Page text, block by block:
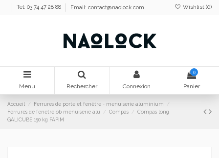
Tel: 03 74 47 28 88 Email: contact@naolock.com Wishlist (0)
Menu Rechercher Connexion
0
Panier
Accueil
Ferrures de porte et fenêtre - menuiserie aluminium
Ferrures de fenetre ob menuiserie alu
Compas
Compas long
GALICUBE 150 kg FAPIM